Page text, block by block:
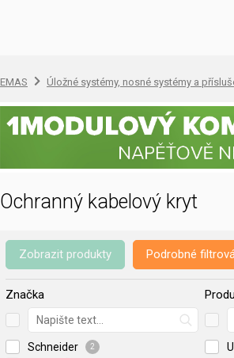
EMAS Úložné systémy, nosné systémy a
Ochranný kabelový kryt
Zobrazit produkty Podrobné
Značka
Schneider 2